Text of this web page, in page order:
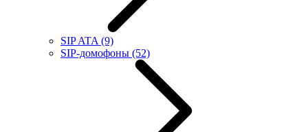
SIP ATA (9)
SIP-домофоны (52)